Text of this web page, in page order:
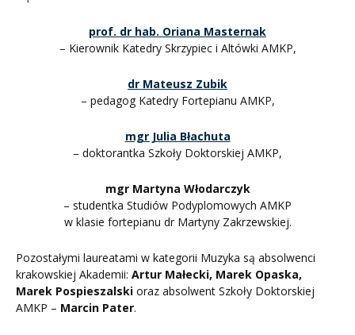
prof. dr hab. Oriana Masternak
– Kierownik Katedry Skrzypiec i Altówki AMKP,
dr Mateusz Zubik
– pedagog Katedry Fortepianu AMKP,
mgr Julia Błachuta
– doktorantka Szkoły Doktorskiej AMKP,
mgr Martyna Włodarczyk
– studentka Studiów Podyplomowych AMKP
w klasie fortepianu dr Martyny Zakrzewskiej.
Pozostałymi laureatami w kategorii Muzyka są absolwenci
krakowskiej Akademii: Artur Małecki, Marek Opaska,
Marek Pospieszalski oraz absolwent Szkoły Doktorskiej
AMKP – Marcin Pater.